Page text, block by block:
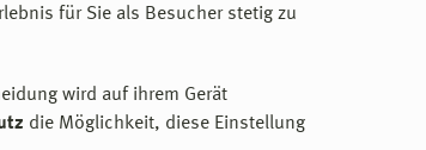
für Sie als Besucher stetig zu
wird auf ihrem Gerät
die Möglichkeit, diese Einstellung